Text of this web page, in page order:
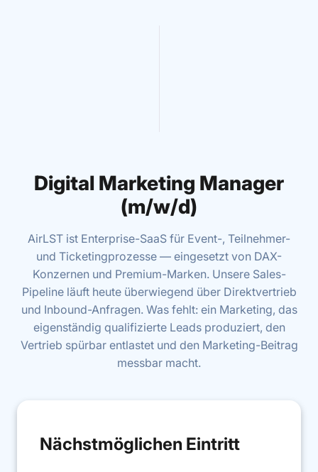
Digital Marketing Manager
(m/w/d)
AirLST ist Enterprise-SaaS für Event-, Teilnehmer-
und Ticketingprozesse — eingesetzt von DAX-
Konzernen und Premium-Marken. Unsere Sales-
Pipeline läuft heute überwiegend über Direktvertrieb
und Inbound-Anfragen. Was fehlt: ein Marketing, das
eigenständig qualifizierte Leads produziert, den
Vertrieb spürbar entlastet und den Marketing-Beitrag
messbar macht.
Nächstmöglichen Eintritt